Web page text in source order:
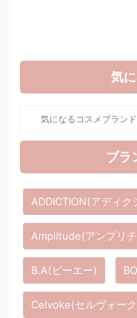
気
ブラ
ADDICTION(アディク
Amplitude(アンプリ
B.A(ビーエー)
Celvoke(セルヴォー